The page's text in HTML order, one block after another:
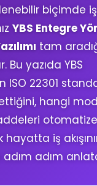
biçimde
YBS Entegre
tam
Bu yazıda YBS
ISO 22301
hangi
iş
adım adım